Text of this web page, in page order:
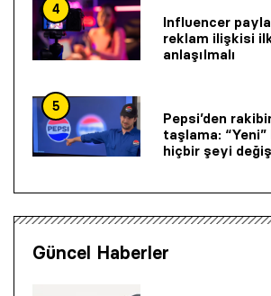
4
Influencer
reklam ilişkisi
anlaşılmalı
5
Pepsi’den
taşlama:
hiçbir şeyi
Güncel Haberler